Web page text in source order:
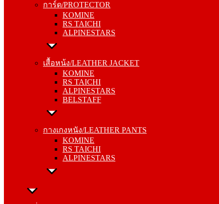
การ์ด/PROTECTOR
KOMINE
RS TAICHI
ALPINESTARS
เสื้อหน้ง/LEATHER JACKET
KOMINE
RS TAICHI
ALPINESTARS
BELSTAFF
กางเกงหนัง/LEATHER PANTS
KOMINE
RS TAICHI
ALPINESTARS
RS TAICHI
ALPINESTARS
เสื้อหน้ง/LEATHER JACKET
RS TAICHI
ALPINESTARS
BELSTAFF
กางเกงหนัง/LEATHER PANTS
RS TAICHI
ALPINESTARS
ทัวริ่ง/TOURING